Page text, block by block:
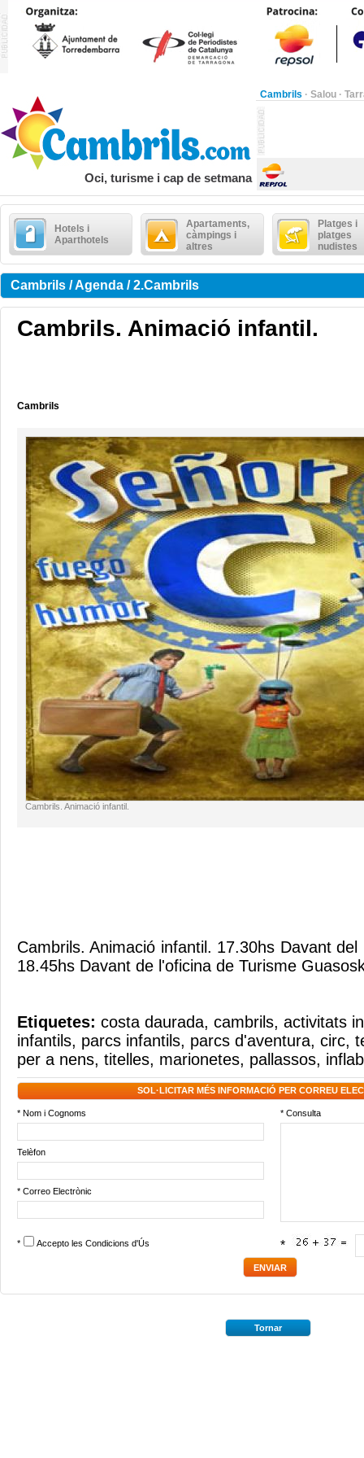
Cambrils · Salou ·
Oci, turisme i cap de setmana
Hotels i
Aparthotels
Apartaments,
càmpings i
altres
Platges i
platges
nudistes
Cambrils / Agenda / 2.Cambrils
Cambrils. Animació infantil.
Cambrils
Cambrils. Animació infantil.
Cambrils. Animació infantil. 17.30hs Davant
18.45hs Davant de l'oficina de Turisme
Etiquetes: costa daurada, cambrils, activitats
infantils, parcs infantils, parcs d'aventura, circ,
per a nens, titelles, marionetes, pallassos,
SOL·LICITAR MÉS INFORMACIÓ PER CORREU
* Nom i Cognoms * Consulta
Telèfon
* Correo Electrònic
* Accepto les Condicions d'Ús *
Tornar